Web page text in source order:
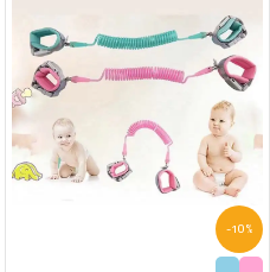
-10%